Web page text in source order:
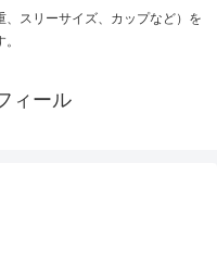
スリーサイズ、カップなど）を
ィール